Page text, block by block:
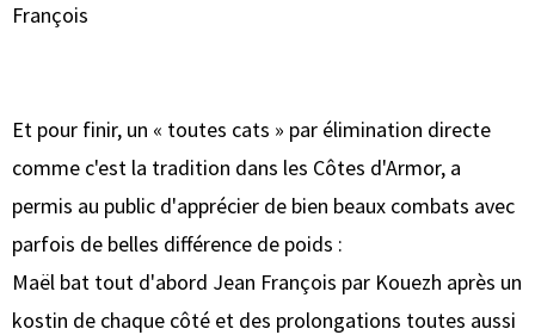
François
Et pour finir, un « toutes cats » par élimination directe
comme c'est la tradition dans les Côtes d'Armor, a
permis au public d'apprécier de bien beaux combats avec
parfois de belles différence de poids :
Maël bat tout d'abord Jean François par Kouezh après un
kostin de chaque côté et des prolongations toutes aussi